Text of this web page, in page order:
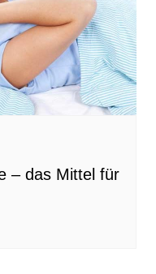
– das Mittel für